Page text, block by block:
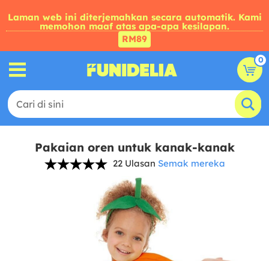
Laman web ini diterjemahkan secara automatik. Kami
memohon maaf atas apa-apa kesilapan.
RM89
0
Pakaian oren untuk kanak-kanak
22 Ulasan Semak mereka